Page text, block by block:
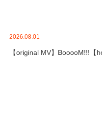
2026.08.01
【original MV】BooooM!!!【